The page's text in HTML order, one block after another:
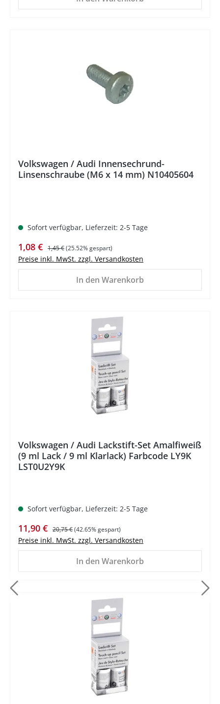
Volkswagen / Audi Innensechrund-
Linsenschraube (M6 x 14 mm) N10405604
Sofort verfügbar, Lieferzeit: 2-5 Tage
Verkaufspreis:
1,08 € Regulärer Preis:
1,45 €(25.52% gespart)
Preise inkl. MwSt. zzgl. Versandkosten
In den Warenkorb
Volkswagen / Audi Lackstift-Set Amalfiweiß
(9 ml Lack / 9 ml Klarlack) Farbcode LY9K
LST0U2Y9K
Sofort verfügbar, Lieferzeit: 2-5 Tage
Verkaufspreis:
11,90 € Regulärer Preis:
20,75 €(42.65% gespart)
Preise inkl. MwSt. zzgl. Versandkosten
In den Warenkorb